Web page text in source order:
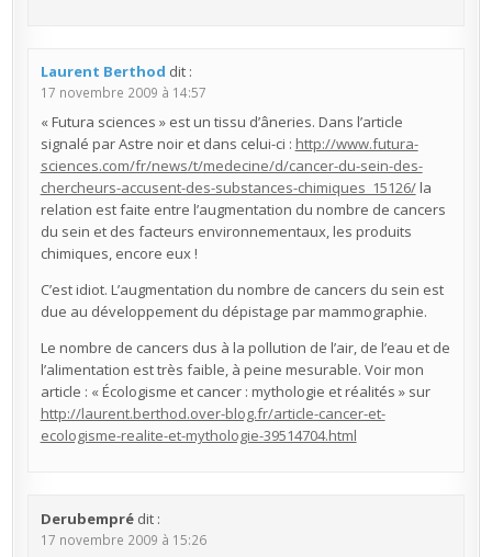
Laurent Berthod dit :
17 novembre 2009 à 14:57
« Futura sciences » est un tissu d’âneries. Dans l’article
signalé par Astre noir et dans celui-ci : http://www.futura-
sciences.com/fr/news/t/medecine/d/cancer-du-sein-des-
chercheurs-accusent-des-substances-chimiques_15126/la
relation est faite entre l’augmentation du nombre de cancers
du sein et des facteurs environnementaux, les produits
chimiques, encore eux !
C’est idiot. L’augmentation du nombre de cancers du sein est
due au développement du dépistage par mammographie.
Le nombre de cancers dus à la pollution de l’air, de l’eau et de
l’alimentation est très faible, à peine mesurable. Voir mon
article : « Écologisme et cancer : mythologie et réalités » sur
http://laurent.berthod.over-blog.fr/article-cancer-et-
ecologisme-realite-et-mythologie-39514704.html
Derubempré dit :
17 novembre 2009 à 15:26